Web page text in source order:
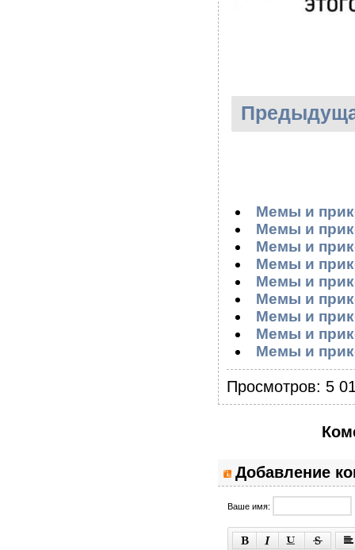
Мемы и
Мемы и
Мемы и
Мемы и
Мемы и
Мемы и
Мемы и
Мемы и
Мемы и
Просмотров: 5
Добавление
Ваше имя: